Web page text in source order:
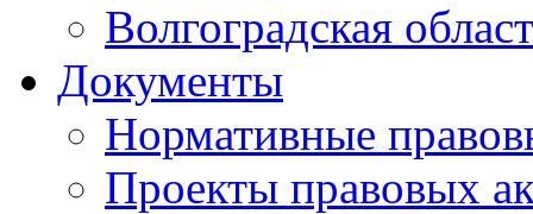
Волгоградская
Документы
Нормативные
Проекты правовых